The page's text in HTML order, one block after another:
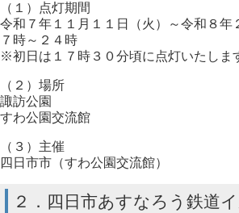
（１）点灯期間
令和７年１１月１１日（火）～令和８
７時～２４時
※初日は１７時３０分頃に点灯いたしま
（２）場所
諏訪公園
すわ公園交流館
（３）主催
四日市市（すわ公園交流館）
２．四日市あすなろう鉄道